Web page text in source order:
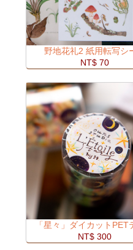
野地花礼2 紙用転写シ
NT$ 70
「星々」ダイカットPET
NT$ 300